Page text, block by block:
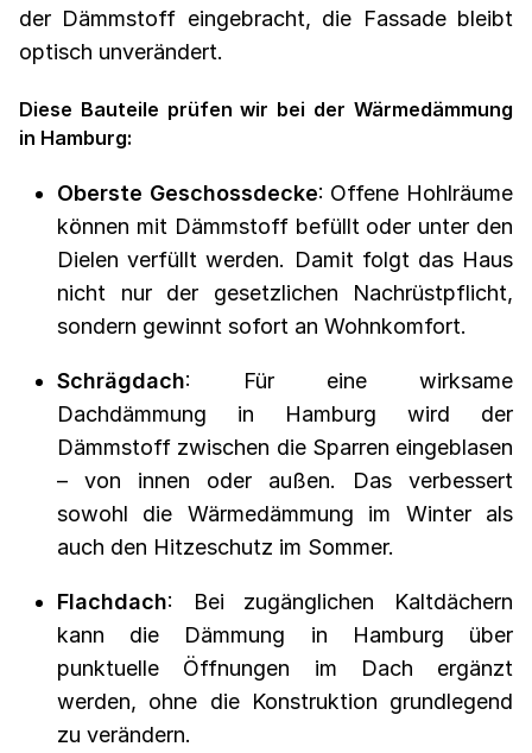
der Dämmstoff eingebracht, die Fassade bleibt
optisch unverändert.
Diese Bauteile prüfen wir bei der Wärmedämmung
in Hamburg:
Oberste Geschossdecke: Offene Hohlräume
können mit Dämmstoff befüllt oder unter den
Dielen verfüllt werden. Damit folgt das Haus
nicht nur der gesetzlichen Nachrüstpflicht,
sondern gewinnt sofort an Wohnkomfort.
Schrägdach: Für eine wirksame
Dachdämmung in Hamburg wird der
Dämmstoff zwischen die Sparren eingeblasen
– von innen oder außen. Das verbessert
sowohl die Wärmedämmung im Winter als
auch den Hitzeschutz im Sommer.
Flachdach: Bei zugänglichen Kaltdächern
kann die Dämmung in Hamburg über
punktuelle Öffnungen im Dach ergänzt
werden, ohne die Konstruktion grundlegend
zu verändern.